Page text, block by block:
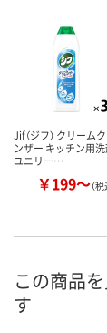
Jif（ジフ） クリーム
ンザー キッチン用洗
ユニリー…
￥199～（税
この商品
す